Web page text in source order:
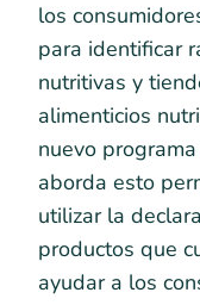
los
para identificar
nutritivas y
alimenticios
nuevo
aborda esto
utilizar la
productos que
ayudar a los